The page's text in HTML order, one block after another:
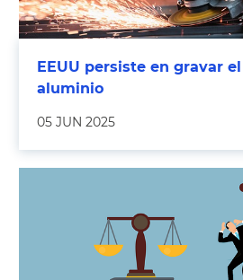
EEUU persiste en gravar
aluminio
05 JUN 2025